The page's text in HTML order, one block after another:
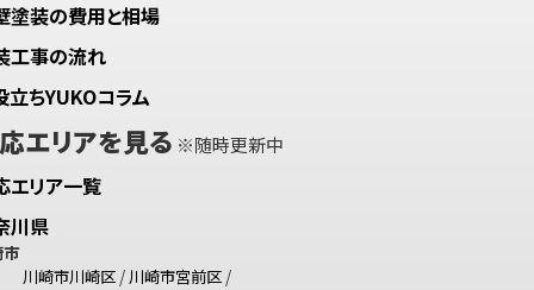
塗装の費用と相場
工事の流れ
立ちYUKOコラム
エリアを見る ※随時更新中
エリア一覧
川県
川崎市川崎区/川崎市宮前区/